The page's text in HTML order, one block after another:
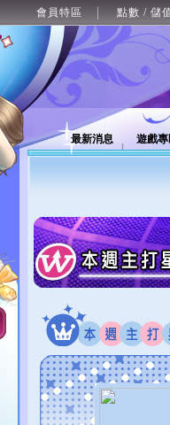
會員特區 點數 / 儲
最新消息 遊戲